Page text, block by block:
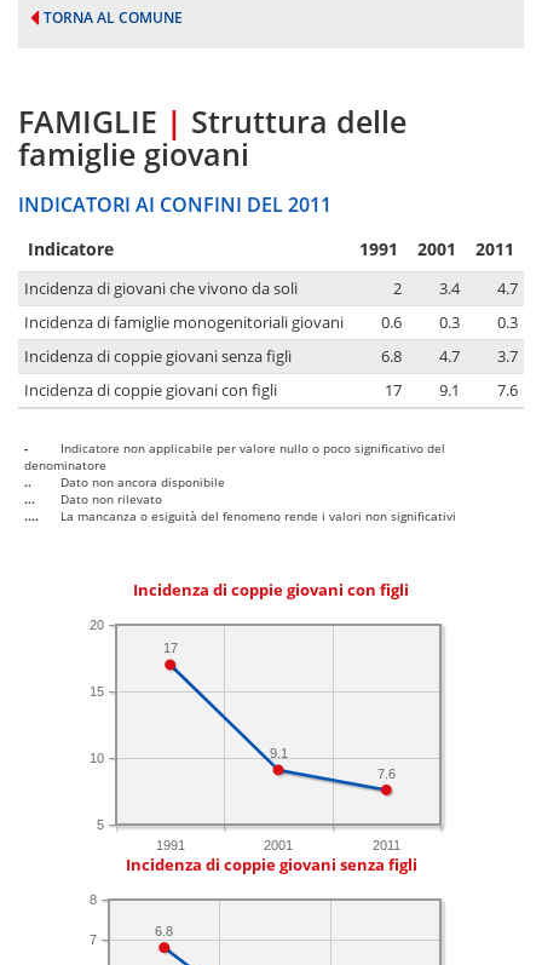
TORNA AL COMUNE
FAMIGLIE | Struttura delle
famiglie giovani
INDICATORI AI CONFINI DEL 2011
Indicatore 1991 2001 2011
Incidenza di giovani che vivono da soli 2 3.4
4.7
Incidenza di famiglie monogenitoriali giovani
0.6 0.3
0.3
Incidenza di coppie giovani senza figli
6.8 4.7
3.7
Incidenza di coppie giovani con figli
17 9.1 7.6
-
Indicatore non applicabile per valore nullo o poco significativo del
denominatore
..
Dato non ancora disponibile
...
Dato non rilevato
....
La mancanza o esiguità del fenomeno rende i valori non significativi
Incidenza di coppie giovani con figli
1991 2001 2011
5
10
15
20
7.6
9.1
17
Incidenza di coppie giovani senza figli
7
8
6.8